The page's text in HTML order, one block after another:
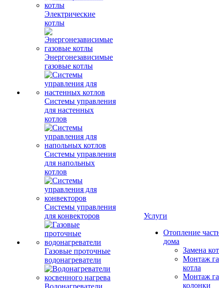
Электрические
котлы
Энергонезависимые
газовые котлы
Системы управления
для настенных
котлов
Системы управления
для напольных
котлов
Системы управления
для конвекторов
Газовые проточные
водонагреватели
Водонагреватели
Услуги
Отопление
дома
Замена
Монтаж
котла
Монтаж
колонки